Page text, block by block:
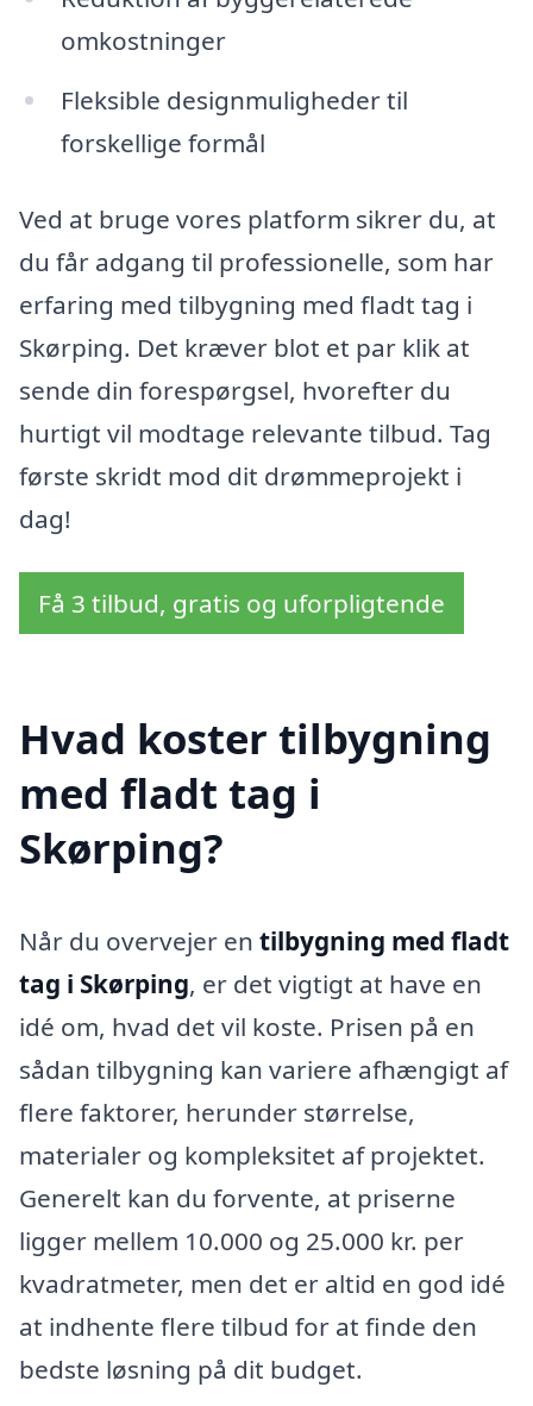
omkostninger
Fleksible designmuligheder til
forskellige formål
Ved at bruge vores platform sikrer du, at
du får adgang til professionelle, som har
erfaring med tilbygning med fladt tag i
Skørping. Det kræver blot et par klik at
sende din forespørgsel, hvorefter du
hurtigt vil modtage relevante tilbud. Tag
første skridt mod dit drømmeprojekt i
dag!
Få 3 tilbud, gratis og uforpligtende
Hvad koster tilbygning
med fladt tag i
Skørping?
Når du overvejer en tilbygning med fladt
tag i Skørping, er det vigtigt at have en
idé om, hvad det vil koste. Prisen på en
sådan tilbygning kan variere afhængigt af
flere faktorer, herunder størrelse,
materialer og kompleksitet af projektet.
Generelt kan du forvente, at priserne
ligger mellem 10.000 og 25.000 kr. per
kvadratmeter, men det er altid en god idé
at indhente flere tilbud for at finde den
bedste løsning på dit budget.